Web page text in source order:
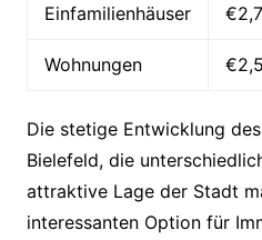
Einfamilienhäuser
Wohnungen
Die stetige Entwicklung
Bielefeld, die
attraktive Lage der Stadt
interessanten Option für